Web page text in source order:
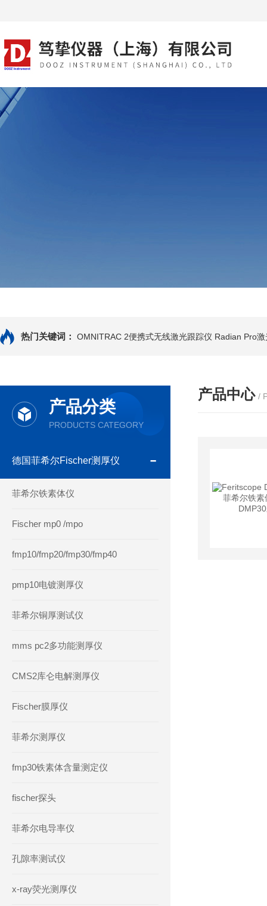
热门关键词： OMNITRAC 2便携式无线激光跟踪仪 Radian Pro
产品分类
PRODUCTS CATEGORY
德国菲希尔Fischer测厚仪
菲希尔铁素体仪
Fischer mp0 /mpo
fmp10/fmp20/fmp30/fmp40
pmp10电镀测厚仪
菲希尔铜厚测试仪
mms pc2多功能测厚仪
CMS2库仑电解测厚仪
Fischer膜厚仪
菲希尔测厚仪
fmp30铁素体含量测定仪
fischer探头
菲希尔电导率仪
孔隙率测试仪
x-ray荧光测厚仪
产品中心 /